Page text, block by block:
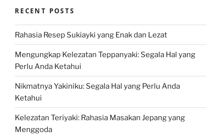
RECENT POSTS
Rahasia Resep Sukiayki yang Enak dan Lezat
Mengungkap Kelezatan Teppanyaki: Segala Hal yang
Perlu Anda Ketahui
Nikmatnya Yakiniku: Segala Hal yang Perlu Anda
Ketahui
Kelezatan Teriyaki: Rahasia Masakan Jepang yang
Menggoda